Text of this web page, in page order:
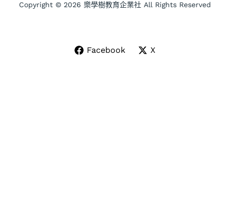
Copyright © 2026 樂學樹教育企業社 All Rights Reserved
Facebook X